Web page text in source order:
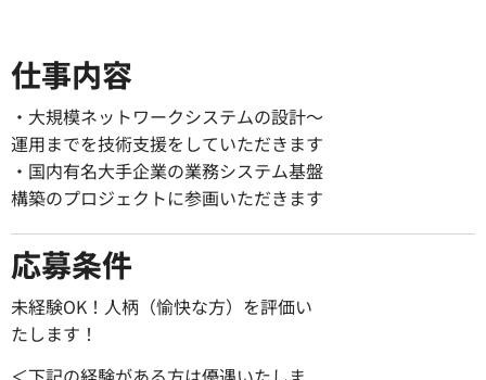
仕事内容
・大規模ネットワークシステムの設計〜
運用までを技術支援をしていただきます
・国内有名大手企業の業務システム基盤
構築のプロジェクトに参画いただきます
応募条件
未経験OK！人柄（愉快な方）を評価い
たします！